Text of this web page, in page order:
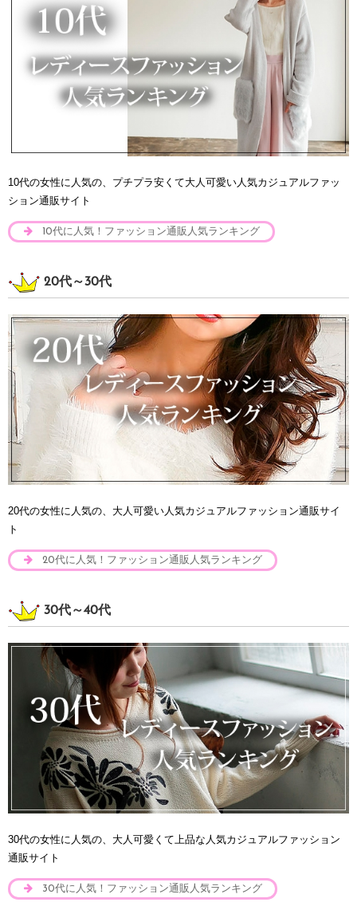
10代の女性に人気の、プチプラ安くて大人可愛い人気カジュアルファッ
ション通販サイト
10代に人気！ファッション通販人気ランキング
20代～30代
20代の女性に人気の、大人可愛い人気カジュアルファッション通販サイ
ト
20代に人気！ファッション通販人気ランキング
30代～40代
30代の女性に人気の、大人可愛くて上品な人気カジュアルファッション
通販サイト
30代に人気！ファッション通販人気ランキング